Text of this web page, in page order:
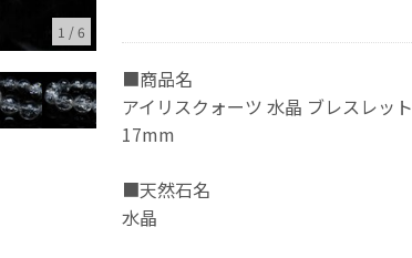
1 /6
■商品名
アイリスクォーツ 水晶 ブレスレット
17mm
■天然石名
水晶